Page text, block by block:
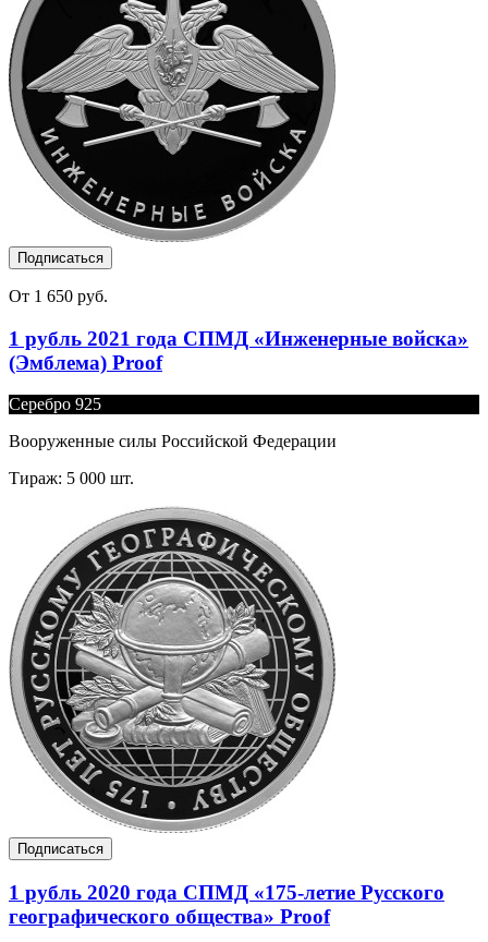
Подписаться
От 1 650 руб.
1 рубль 2021 года СПМД «Инженерные войска»
(Эмблема) Proof
Серебро 925
Вооруженные силы Российской Федерации
Тираж: 5 000 шт.
Подписаться
1 рубль 2020 года СПМД «175-летие Русского
географического общества» Proof